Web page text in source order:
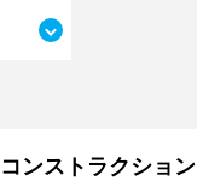
ンストラクション